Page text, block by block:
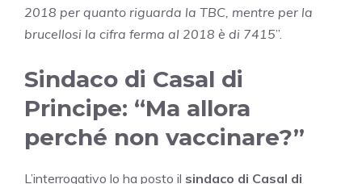
2018 per quanto riguarda la TBC, mentre per la
brucellosi la cifra ferma al 2018 è di 7415”.
Sindaco di Casal di
Principe: “Ma allora
perché non vaccinare?”
L’interrogativo lo ha posto il sindaco di Casal di